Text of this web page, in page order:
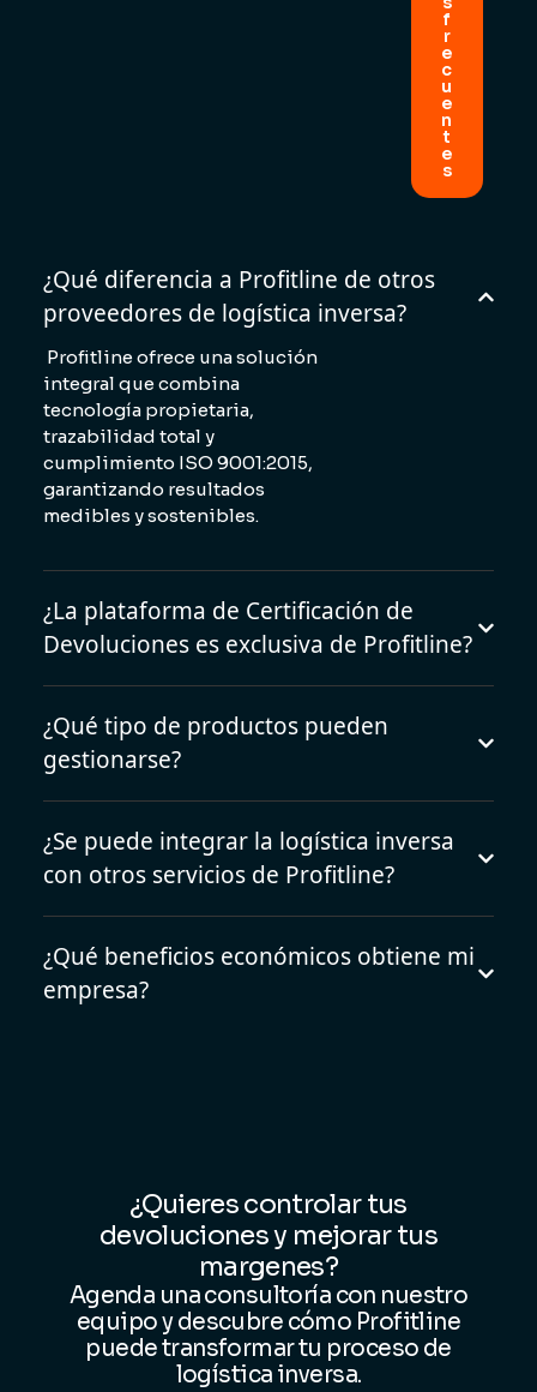
f
r
e
c
u
e
n
t
e
s
¿Qué diferencia a Profitline de otros
proveedores de logística inversa?
Profitline ofrece una solución
integral que combina
tecnología propietaria,
trazabilidad total y
cumplimiento ISO 9001:2015,
garantizando resultados
medibles y sostenibles.
¿La plataforma de Certificación de
Devoluciones es exclusiva de Profitline?
¿Qué tipo de productos pueden
gestionarse?
¿Se puede integrar la logística inversa
con otros servicios de Profitline?
¿Qué beneficios económicos obtiene mi
empresa?
¿Quieres controlar tus
devoluciones y mejorar tus
margenes?
Agenda una consultoría con nuestro
equipo y descubre cómo Profitline
puede transformar tu proceso de
logística inversa.